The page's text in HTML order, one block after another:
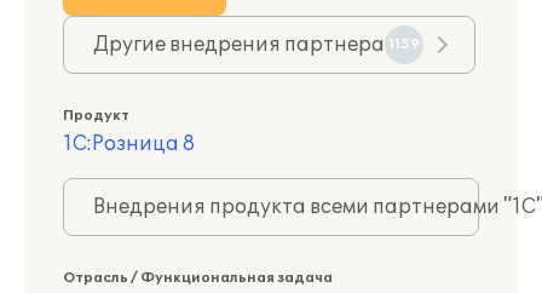
Другие внедрения партнера 1159
Продукт
1С:Розница 8
Внедрения продукта всеми партнерами
Отрасль / Функциональная задача